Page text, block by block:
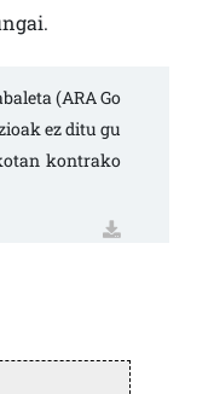
(ARA Go
ez ditu gu
kontrako